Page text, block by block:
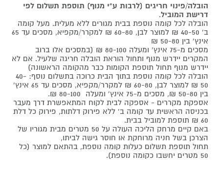
הובלה/פינוי חריגים (לרבות ע"י מנוף) תוספת תשלום לפי
דרישת המוביל.
הובלה לכל קומה נוספת בבית מגורים ללא מעלית. מעל קומה
ב' 40-50 ₪ למוצר לבן, 60-80 ₪ למקרר/מקפיא, מסכים עד 65
אינץ' בין 50-80 ₪
מסכים מ-75 אינץ' ומעלה 80-100 ₪ (במסכים אלו ברוב
המקרים יידרש מנוף ותחול הוראת הובלה חריגה שלעיל. אם לא
יידרש מנוף תחול תוספת הקומות כבר מהקומה הראשונה)
הובלה לכל קומה נוספת בתוך הבית כרוכה בתשלום נוסף: 40-
50 ₪ למוצר לבן, 60-80 ₪ למקרר/מקפיא, מסכים עד 65 אינץ'
בין 50-80 ₪, מסכים מ-75 אינץ' ומעלה 80-100 ₪.
אספקת מקררים - אספקה לבית לקוח המתאפשרת דרך מעבר
בכניסה הראשית עד קומה ב' ללא פירוק דלתות, פירוק כל דלת
60 ₪ תוספת למוביל בבית.
באם קיים מרחק הליכה העולה על 50 מטרים מבית מגוריו של
הצרכן בשל חניה מרוחקת או חוסר גישה לביתו,
תחול תוספת תשלום כעלות קומה נוספת, בהתאם למוצר (כל
50 מטרים יחשבו כקומה נוספת).